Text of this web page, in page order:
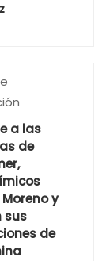
a las
de
y
sus
de